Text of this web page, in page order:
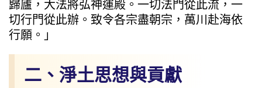
歸廬，大法將弘神運殿。一切法門從此流，一
切行門從此辦。致令各宗盡朝宗，萬川赴海依
行願。」
二、淨土思想與貢獻